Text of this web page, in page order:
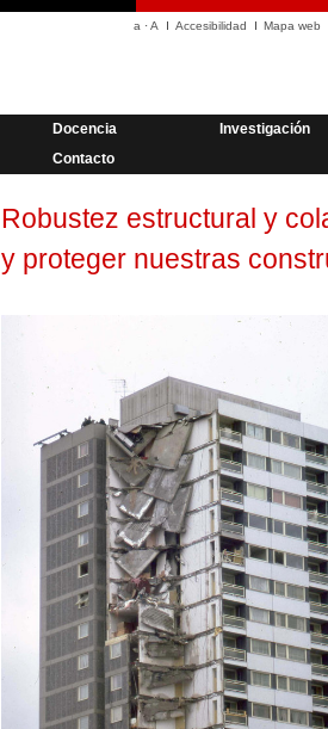
a ·A Accesibilidad Mapa web
Docencia Investigación
Contacto
Robustez estructural y
y proteger nuestras